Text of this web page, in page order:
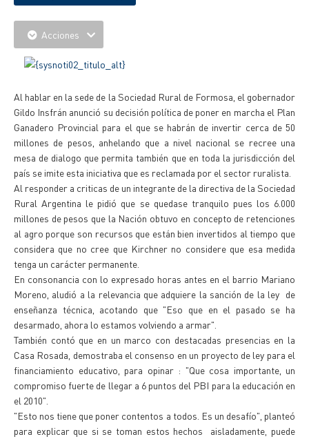
Acciones
Al hablar en la sede de la Sociedad Rural de Formosa, el gobernador
Gildo Insfrán anunció su decisión política de poner en marcha el Plan
Ganadero Provincial para el que se habrán de invertir cerca de 50
millones de pesos, anhelando que a nivel nacional se recree una
mesa de dialogo que permita también que en toda la jurisdicción del
país se imite esta iniciativa que es reclamada por el sector ruralista.
Al responder a criticas de un integrante de la directiva de la Sociedad
Rural Argentina le pidió que se quedase tranquilo pues los 6.000
millones de pesos que la Nación obtuvo en concepto de retenciones
al agro porque son recursos que están bien invertidos al tiempo que
considera que no cree que Kirchner no considere que esa medida
tenga un carácter permanente.
En consonancia con lo expresado horas antes en el barrio Mariano
Moreno, aludió a la relevancia que adquiere la sanción de la ley de
enseñanza técnica, acotando que "Eso que en el pasado se ha
desarmado, ahora lo estamos volviendo a armar".
También contó que en un marco con destacadas presencias en la
Casa Rosada, demostraba el consenso en un proyecto de ley para el
financiamiento educativo, para opinar : "Que cosa importante, un
compromiso fuerte de llegar a 6 puntos del PBI para la educación en
el 2010".
"Esto nos tiene que poner contentos a todos. Es un desafío", planteó
para explicar que si se toman estos hechos aisladamente, puede